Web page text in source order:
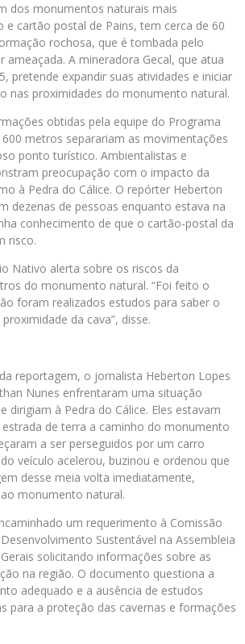
dos monumentos naturais mais
e cartão postal de Pains, tem cerca de 60
rochosa, que é tombada pelo
ameaçada. A mineradora Gecal, que atua
pretende expandir suas atividades e iniciar
nas proximidades do monumento natural.
obtidas pela equipe do Programa
metros separariam as movimentações
ponto turístico. Ambientalistas e
preocupação com o impacto da
à Pedra do Cálice. O repórter Heberton
dezenas de pessoas enquanto estava na
conhecimento de que o cartão-postal da
risco.
Nativo alerta sobre os riscos da
do monumento natural. “Foi feito o
foram realizados estudos para saber o
da cava”, disse.
reportagem, o jornalista Heberton Lopes
Nunes enfrentaram uma situação
dirigiam à Pedra do Cálice. Eles estavam
de terra a caminho do monumento
a ser perseguidos por um carro
veículo acelerou, buzinou e ordenou que
desse meia volta imediatamente,
monumento natural.
um requerimento à Comissão
Sustentável na Assembleia
solicitando informações sobre as
na região. O documento questiona a
adequado e a ausência de estudos
para a proteção das cavernas e formações